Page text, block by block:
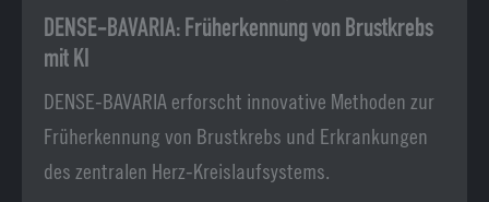
DENSE-BAVARIA: Früherkennung von Brustkrebs
mit KI
DENSE-BAVARIA erforscht innovative Methoden zur
Früherkennung von Brustkrebs und Erkrankungen
des zentralen Herz-Kreislaufsystems.